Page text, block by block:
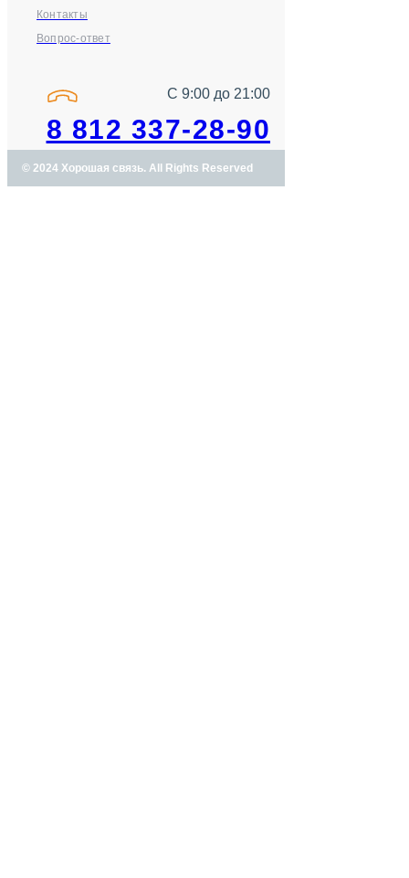
Контакты
Вопрос-ответ
С 9:00 до 21:00
8 812 337-28-90
© 2024 Хорошая связь. All Rights Reserved